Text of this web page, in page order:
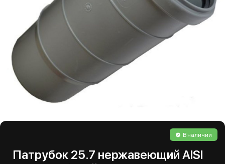
В наличии
Патрубок 25.7 нержавеющий AISI